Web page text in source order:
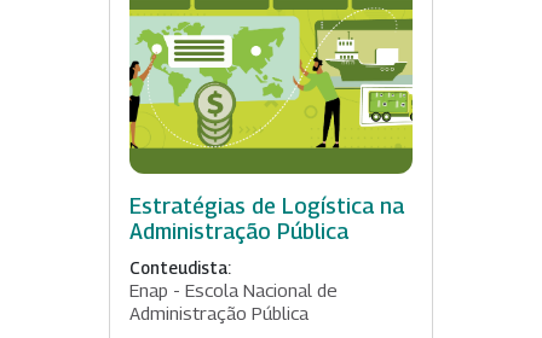
Estratégias de Logística na
Administração Pública
Conteudista:
Enap - Escola Nacional de
Administração Pública